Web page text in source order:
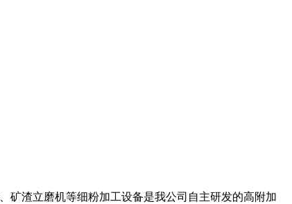
矿渣立磨机等细粉加工设备是我公司自主研发的高附加